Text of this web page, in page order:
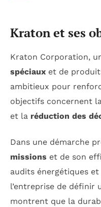
Kraton et ses
Kraton Corporation,
spéciaux et de
ambitieux pour
objectifs concernent
et la réduction des
Dans une démarche
missions et de son
audits énergétiques
l’entreprise de définir
montrent que la